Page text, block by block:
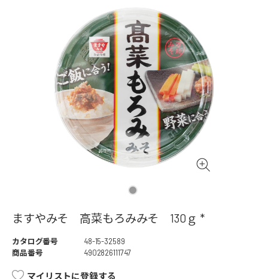
ますやみそ 高菜もろみみそ 130ｇ *
カタログ番号
48-15-32589
商品番号
4902826111747
マイリストに登録する